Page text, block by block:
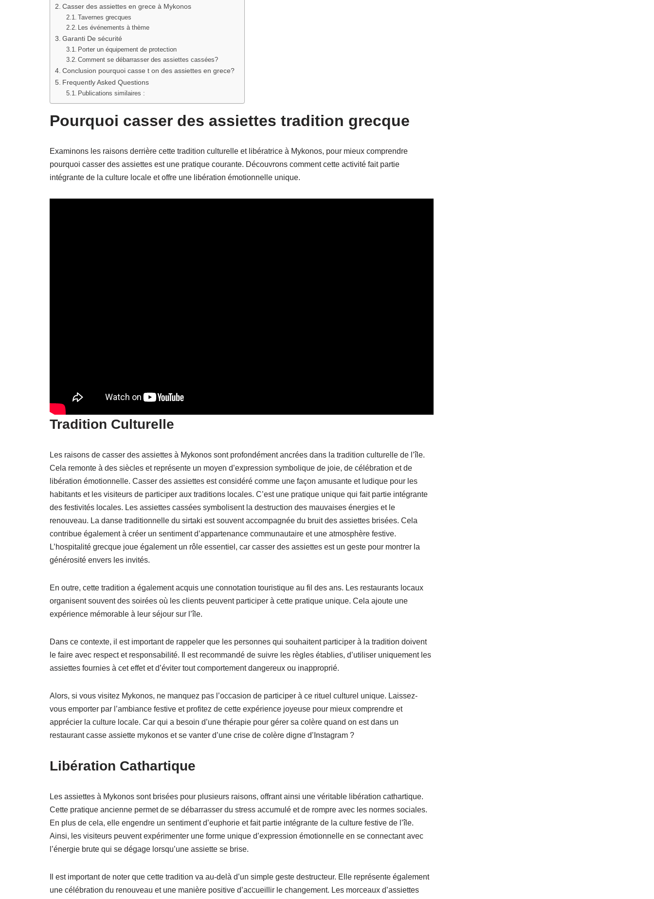
Casser des assiettes en grece à Mykonos
Tavernes grecques
Les événements à thème
Garanti De sécurité
Porter un équipement de protection
Comment se débarrasser des assiettes cassées?
Conclusion pourquoi casse t on des assiettes en grece?
Frequently Asked Questions
Publications similaires :
Pourquoi casser des assiettes tradition grecque
Examinons les raisons derrière cette tradition culturelle et libératrice à Mykonos, pour mieux comprendre
pourquoi casser des assiettes est une pratique courante. Découvrons comment cette activité fait partie
intégrante de la culture locale et offre une libération émotionnelle unique.
Tradition Culturelle
Les raisons de casser des assiettes à Mykonos sont profondément ancrées dans la tradition culturelle de l’île.
Cela remonte à des siècles et représente un moyen d’expression symbolique de joie, de célébration et de
libération émotionnelle. Casser des assiettes est considéré comme une façon amusante et ludique pour les
habitants et les visiteurs de participer aux traditions locales. C’est une pratique unique qui fait partie intégrante
des festivités locales. Les assiettes cassées symbolisent la destruction des mauvaises énergies et le
renouveau. La danse traditionnelle du sirtaki est souvent accompagnée du bruit des assiettes brisées. Cela
contribue également à créer un sentiment d’appartenance communautaire et une atmosphère festive.
L’hospitalité grecque joue également un rôle essentiel, car casser des assiettes est un geste pour montrer la
générosité envers les invités.
En outre, cette tradition a également acquis une connotation touristique au fil des ans. Les restaurants locaux
organisent souvent des soirées où les clients peuvent participer à cette pratique unique. Cela ajoute une
expérience mémorable à leur séjour sur l’île.
Dans ce contexte, il est important de rappeler que les personnes qui souhaitent participer à la tradition doivent
le faire avec respect et responsabilité. Il est recommandé de suivre les règles établies, d’utiliser uniquement les
assiettes fournies à cet effet et d’éviter tout comportement dangereux ou inapproprié.
Alors, si vous visitez Mykonos, ne manquez pas l’occasion de participer à ce rituel culturel unique. Laissez-
vous emporter par l’ambiance festive et profitez de cette expérience joyeuse pour mieux comprendre et
apprécier la culture locale. Car qui a besoin d’une thérapie pour gérer sa colère quand on est dans un
restaurant casse assiette mykonos et se vanter d’une crise de colère digne d’Instagram ?
Libération Cathartique
Les assiettes à Mykonos sont brisées pour plusieurs raisons, offrant ainsi une véritable libération cathartique.
Cette pratique ancienne permet de se débarrasser du stress accumulé et de rompre avec les normes sociales.
En plus de cela, elle engendre un sentiment d’euphorie et fait partie intégrante de la culture festive de l’île.
Ainsi, les visiteurs peuvent expérimenter une forme unique d’expression émotionnelle en se connectant avec
l’énergie brute qui se dégage lorsqu’une assiette se brise.
Il est important de noter que cette tradition va au-delà d’un simple geste destructeur. Elle représente également
une célébration du renouveau et une manière positive d’accueillir le changement. Les morceaux d’assiettes